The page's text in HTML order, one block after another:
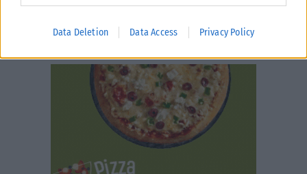
Data Deletion Data Access Privacy Policy